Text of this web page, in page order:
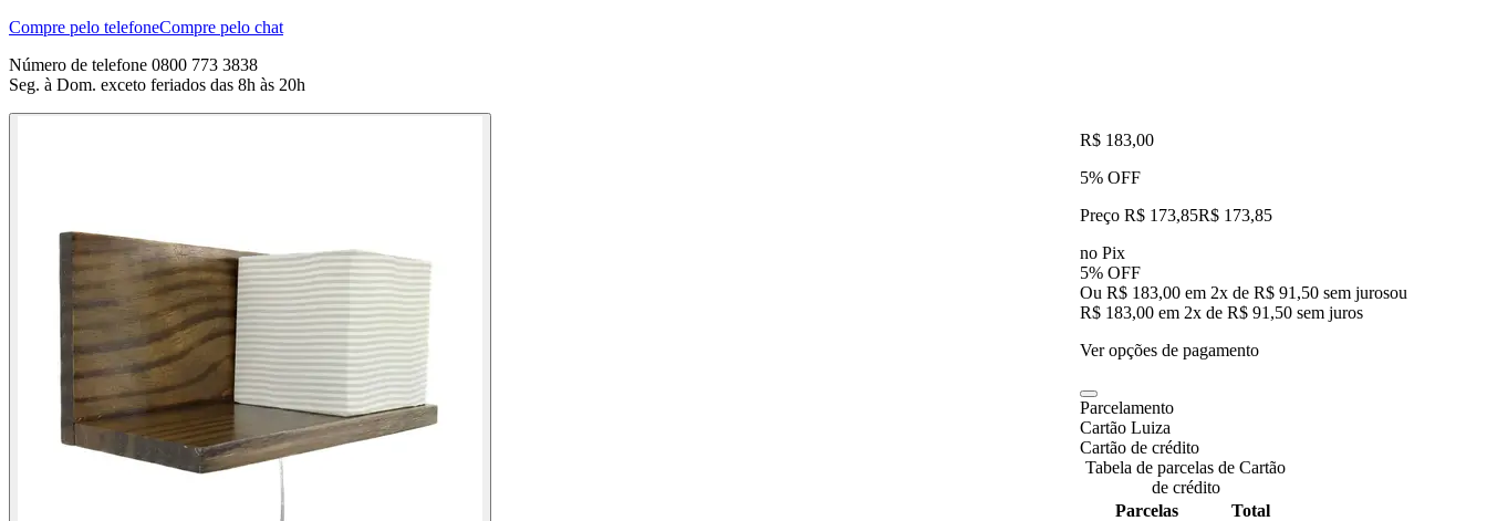
Compre pelo telefoneCompre pelo chat
Número de telefone 0800 773 3838
Seg. à Dom. exceto feriados das 8h às 20h
R$ 183,00
5% OFF
Preço R$ 173,85R$ 173,85
no Pix
5% OFF
Ou R$ 183,00 em 2x de R$ 91,50 sem jurosou
R$ 183,00 em 2x de R$ 91,50 sem juros
Ver opções de pagamento
Parcelamento
Cartão Luiza
Cartão de crédito
Tabela de parcelas de Cartão
de crédito
Parcelas
Total